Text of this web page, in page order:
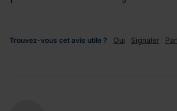
Trouvez-vous cet avis utile ? Oui Signaler